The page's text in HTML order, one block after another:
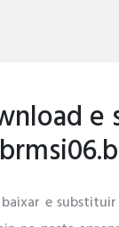
e
e